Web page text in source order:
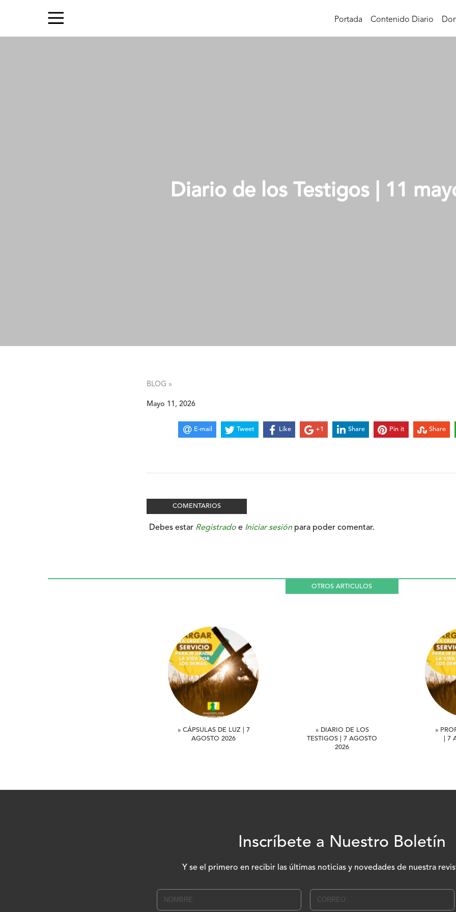
Portada Contenido Diario
Diario de los Testigos | 11
BLOG »
Mayo 11, 2026
E-mail Tweet Like +1 Share Pin it Share
COMENTARIOS
Debes estar Registrado e Iniciar sesión para poder comentar.
OTROS ARTICULOS
» CÁPSULAS DE LUZ | 7
AGOSTO 2026
» DIARIO DE LOS
TESTIGOS | 7 AGOSTO
2026
»
| 7
Inscríbete a Nuestro Boletín
Y se el primero en recibir las últimas noticias y novedades de nuestra